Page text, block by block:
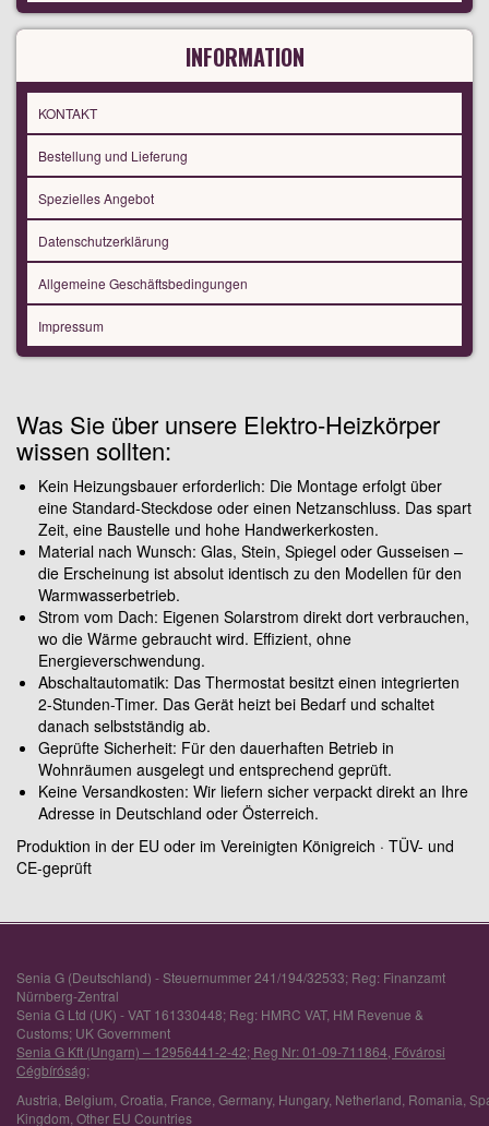
INFORMATION
KONTAKT
Bestellung und Lieferung
Spezielles Angebot
Datenschutzerklärung
Allgemeine Geschäftsbedingungen
Impressum
Was Sie über unsere Elektro-Heizkörper
wissen sollten:
Kein Heizungsbauer erforderlich: Die Montage erfolgt über
eine Standard-Steckdose oder einen Netzanschluss. Das spart
Zeit, eine Baustelle und hohe Handwerkerkosten.
Material nach Wunsch: Glas, Stein, Spiegel oder Gusseisen –
die Erscheinung ist absolut identisch zu den Modellen für den
Warmwasserbetrieb.
Strom vom Dach: Eigenen Solarstrom direkt dort verbrauchen,
wo die Wärme gebraucht wird. Effizient, ohne
Energieverschwendung.
Abschaltautomatik: Das Thermostat besitzt einen integrierten
2-Stunden-Timer. Das Gerät heizt bei Bedarf und schaltet
danach selbstständig ab.
Geprüfte Sicherheit: Für den dauerhaften Betrieb in
Wohnräumen ausgelegt und entsprechend geprüft.
Keine Versandkosten: Wir liefern sicher verpackt direkt an Ihre
Adresse in Deutschland oder Österreich.
Produktion in der EU oder im Vereinigten Königreich · TÜV- und
CE-geprüft
Senia G (Deutschland) - Steuernummer 241/194/32533; Reg: Finanzamt
Nürnberg-Zentral
Senia G Ltd (UK) - VAT 161330448; Reg: HMRC VAT, HM Revenue &
Customs; UK Government
Senia G Kft (Ungarn) – 12956441-2-42; Reg Nr: 01-09-711864, Fővárosi
Cégbíróság;
Austria Belgium Croatia France Germany, Hungary, Netherland Romania
Kingdom Other EU Countries